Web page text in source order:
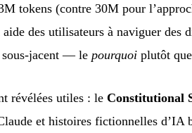
tokens (contre 30M pour
des utilisateurs à naviguer des
sous-jacent — le pourquoi plutôt
révélées utiles : le Constitutional
et histoires fictionnelles d’IA